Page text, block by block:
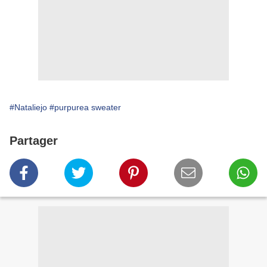
#Nataliejo #purpurea sweater
Partager